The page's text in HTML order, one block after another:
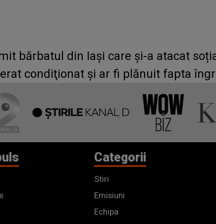
bărbatul din Iași care și-a atacat
condiţionat și ar fi plănuit fapta
Categorii
Stiri
Emisiuni
Echipa